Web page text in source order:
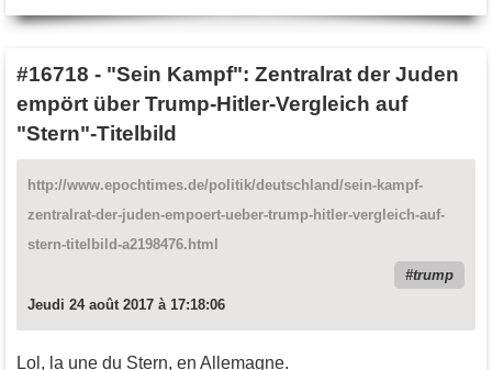
#16718 - "Sein Kampf": Zentralrat der Juden
empört über Trump-Hitler-Vergleich auf
"Stern"-Titelbild
http://www.epochtimes.de/politik/deutschland/sein-kampf-
zentralrat-der-juden-empoert-ueber-trump-hitler-vergleich-auf-
stern-titelbild-a2198476.html
trump
Jeudi 24 août 2017 à 17:18:06
Lol, la une du Stern, en Allemagne.